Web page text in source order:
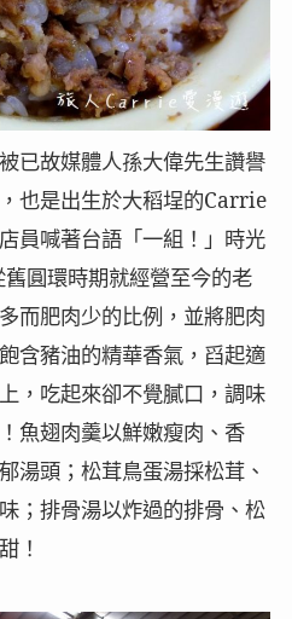
已故媒體人孫大偉先生讚譽
也是出生於大稻埕的Carrie
員喊著台語「一組！」時光
圓環時期就經營至今的老
而肥肉少的比例，並將肥肉
含豬油的精華香氣，舀起適
，吃起來卻不覺膩口，調味
魚翅肉羹以鮮嫩瘦肉、香
湯頭；松茸鳥蛋湯採松茸、
；排骨湯以炸過的排骨、松
！